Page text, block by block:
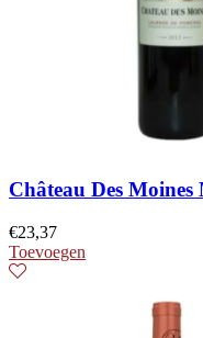
Château Des
€23,37
Toevoegen